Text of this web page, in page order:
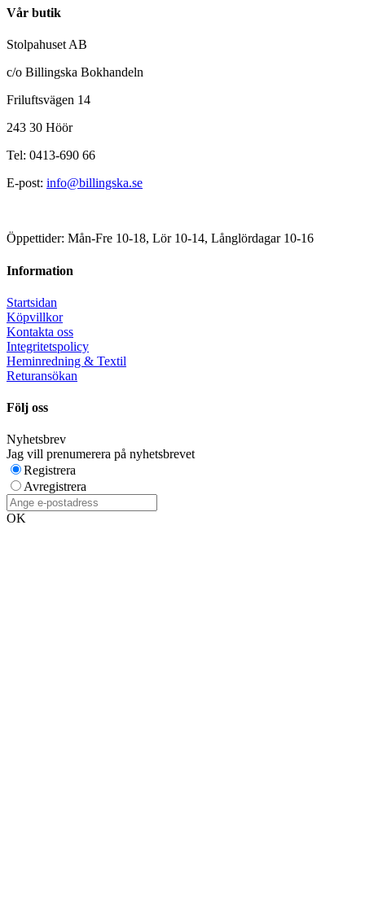
Vår butik
Stolpahuset AB
c/o Billingska Bokhandeln
Friluftsvägen 14
243 30 Höör
Tel: 0413-690 66
E-post: info@billingska.se
Öppettider: Mån-Fre 10-18, Lör 10-14, Långlördagar 10-16
Information
Startsidan
Köpvillkor
Kontakta oss
Integritetspolicy
Heminredning & Textil
Returansökan
Följ oss
Nyhetsbrev
Jag vill prenumerera på nyhetsbrevet
Registrera
Avregistrera
OK